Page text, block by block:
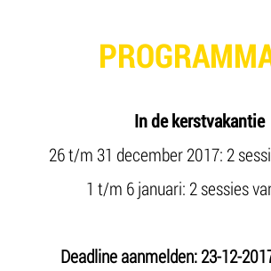
In de kerstvakantie
26 t/m 31 december 2017: 2
1 t/m 6 januari: 2 sessies
Deadline aanmelden: 23-12-